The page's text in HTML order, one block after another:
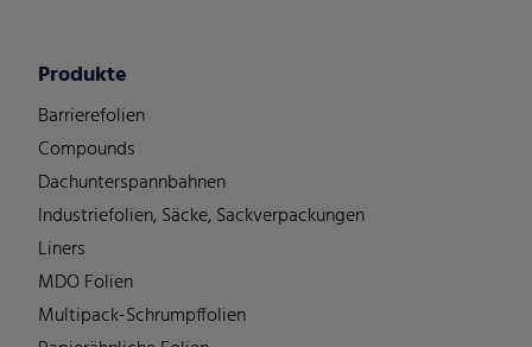
Produkte
Barrierefolien
Compounds
Dachunterspannbahnen
Industriefolien, Säcke, Sackverpackungen
Liners
MDO Folien
Multipack-Schrumpffolien